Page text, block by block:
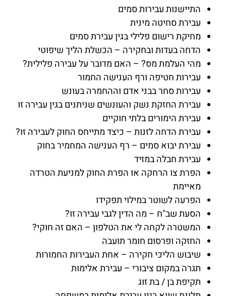
התיישנות עבירות סמים
עבירת סחיטה מינית
מחיקת רישום פלילי בגין עבירת סמים
הדחה בעדות ובחקירה – הכשלת הליך שיפוטי
מהי העלמת מס? – האם מדובר על עבירה פלילית?
עבירות חטיפה ורף הענישה החמור
עבירות סחר בבני אדם וההחמרה בעונש
עבירת החזקת נשק והעונשים שניתנים בגין עבירה זו
עבירת הימורים בלתי חוקיים
עבירת הדחה לזנות – כיצד מתייחס החוק לעבירה זו?
עבירת יבוא סמים – רף הענישה המחמיר בחוק
עבירת חבלה במזיד
הפרת צו הרחקה או הפרת החוק למניעת הטרדה
מאיימת
הפרעה לשוטר במילוי תפקידו
הסעת שב"ח – מה הדין לגבי עבירה זו?
המשטרה לקחה לי את הטלפון – האם זה חוקי?
החזקה ופרסום חומר תועבה
שיבוש הליכי חקירה – אחת העבירות החמורות
תגרה במקום ציבורי – עבירת אלימות
תקיפת בן / בת זוג